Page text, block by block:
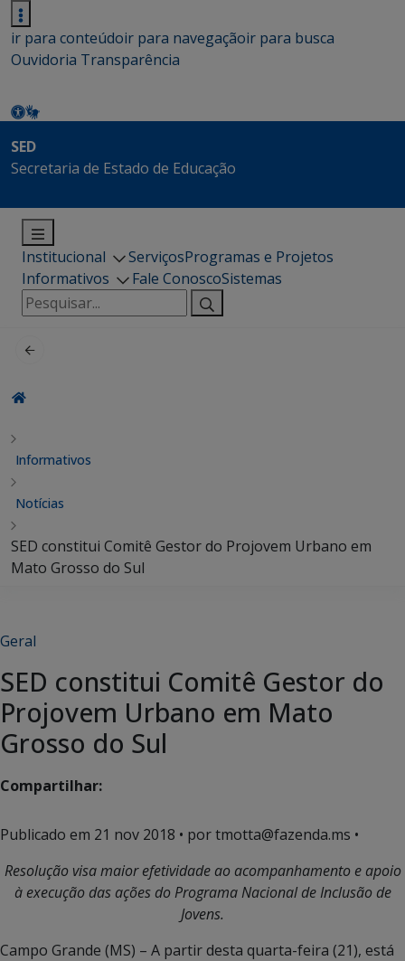
ir para conteúdoir para navegaçãoir para busca
Ouvidoria Transparência
SED
Secretaria de Estado de Educação
Institucional ServiçosProgramas e Projetos
Informativos
Fale ConoscoSistemas
Pesquisar
por:
Informativos
Notícias
SED constitui Comitê Gestor do Projovem Urbano em
Mato Grosso do Sul
Geral
SED constitui Comitê Gestor do
Projovem Urbano em Mato
Grosso do Sul
Compartilhar:
Publicado em 21 nov 2018 • por tmotta@fazenda.ms •
Resolução visa maior efetividade ao acompanhamento e apoio
à execução das ações do Programa Nacional de Inclusão de
Jovens.
Campo Grande (MS) – A partir desta quarta-feira (21), está